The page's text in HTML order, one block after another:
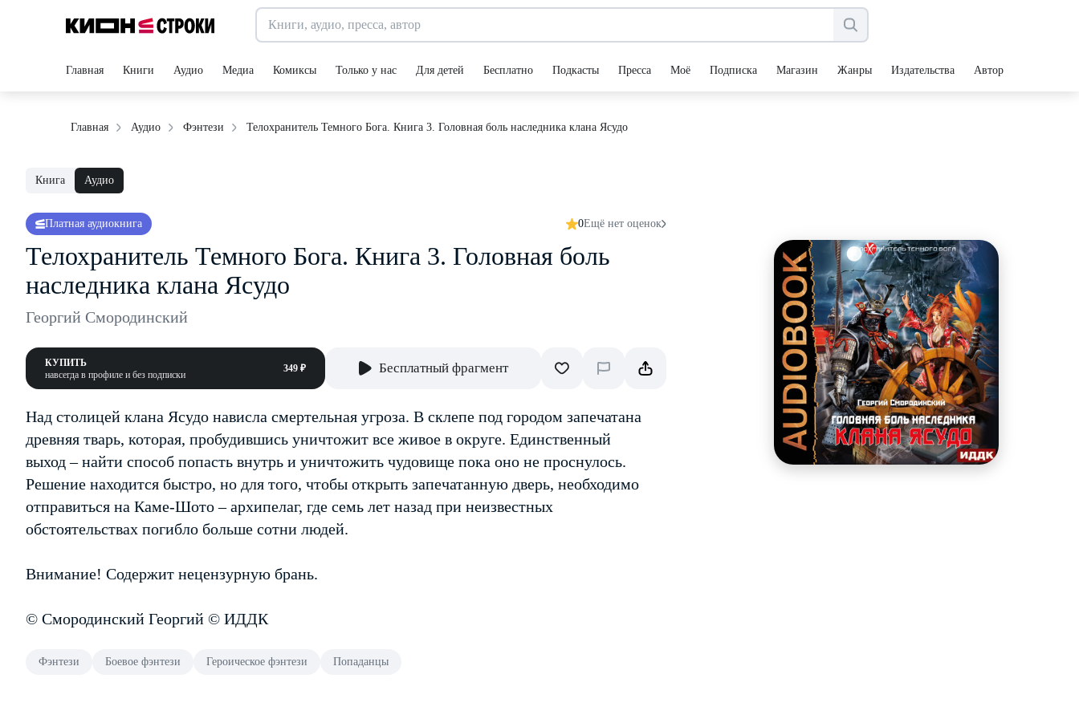
Главная Книги Аудио Медиа Комиксы Только у нас Для детей Бесплатно Подкасты Пресса Моё Подписка Магазин Жанры Издательства Авторы
Главная Аудио Фэнтези Телохранитель Темного Бога. Книга 3. Головная боль наследника клана Ясудо
Книга Аудио
Платная аудиокнига 0Ещё нет оценок
Телохранитель Темного Бога. Книга 3. Головная боль
наследника клана Ясудо
Георгий Смородинский
КУПИТЬ
навсегда в профиле и без подписки
349 ₽ Бесплатный фрагмент
Над столицей клана Ясудо нависла смертельная угроза. В склепе под городом запечатана
древняя тварь, которая, пробудившись уничтожит все живое в округе. Единственный
выход – найти способ попасть внутрь и уничтожить чудовище пока оно не проснулось.
Решение находится быстро, но для того, чтобы открыть запечатанную дверь, необходимо
отправиться на Каме-Шото – архипелаг, где семь лет назад при неизвестных
обстоятельствах погибло больше сотни людей.
Внимание! Содержит нецензурную брань.
© Смородинский Георгий © ИДДК
Фэнтези Боевое фэнтези Героическое фэнтези Попаданцы